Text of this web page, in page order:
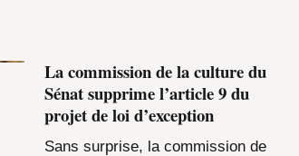
La commission de la culture du
Sénat supprime l’article 9 du
projet de loi d’exception
Sans surprise, la commission de